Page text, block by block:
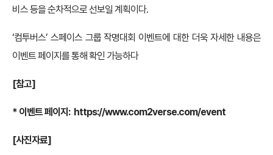
비스 등을 순차적으로 선보일 계획이다.
‘컴투버스’ 스페이스 그룹 작명대회 이벤트에 대한 더욱 자세한 내용은
이벤트 페이지를 통해 확인 가능하다
[참고]
* 이벤트 페이지: https://www.com2verse.com/event
[사진자료]